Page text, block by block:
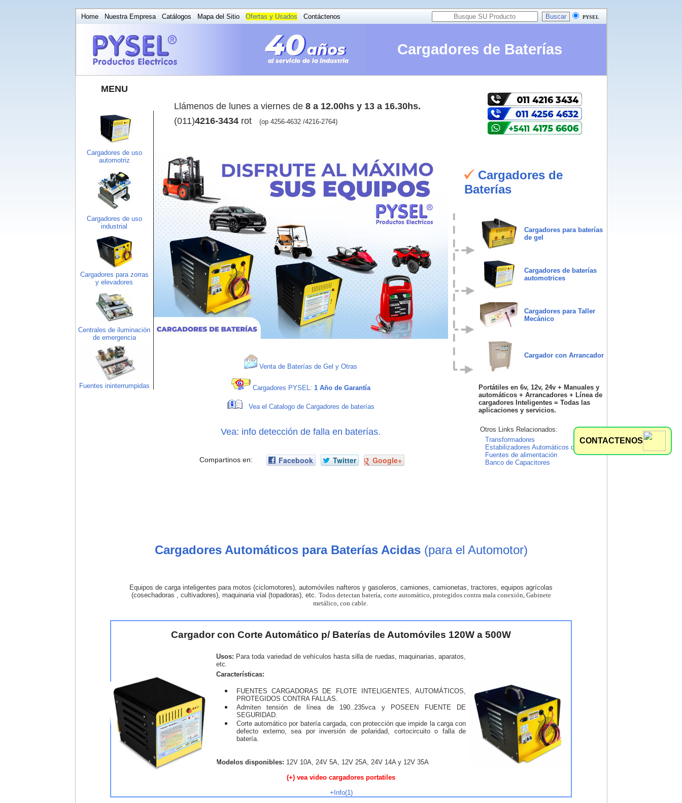
Home Nuestra Empresa Catálogos Mapa del Sitio Ofertas y Usados Contáctenos PYSEL
Cargadores de Baterías
MENU
Cargadores de uso
automotriz
Cargadores de uso
industrial
Cargadores para zorras
y elevadores
Centrales de iluminación
de emergencia
Fuentes ininterrumpidas
Llámenos de lunes a viernes de 8 a 12.00hs y 13 a 16.30hs.
(011)4216-3434 rot (op 4256-4632 /4216-2764)
Venta de Baterías de Gel y Otras
Cargadores PYSEL: 1 Año de Garantía
Vea el Catalogo de Cargadores de baterías
Vea: info detección de falla en baterías.
Compartinos en: Facebook Twitter Google+
Cargadores de
Baterías
Cargadores para baterías
de gel
Cargadores de baterías
automotrices
Cargadores para Taller
Mecánico
Cargador con Arrancador
Portátiles en 6v, 12v, 24v + Manuales y
automáticos + Arrancadores + Línea de
cargadores Inteligentes = Todas las
aplicaciones y servicios.
Otros Links Relacionados:
Transformadores
Estabilizadores Automáticos de Tensión
Fuentes de alimentación
Banco de Capacitores
Cargadores Automáticos para Baterías Acidas (para el Automotor)
Equipos de carga inteligentes para motos (ciclomotores), automóviles nafteros y gasoleros, camiones, camionetas, tractores, equipos agrícolas
(cosechadoras , cultivadores), maquinaria vial (topadoras), etc. Todos detectan batería, corte automático, protegidos contra mala conexión, Gabinete
metálico, con cable.
Cargador con Corte Automático p/ Baterías de Automóviles 120W a 500W
Usos: Para toda variedad de vehículos hasta silla de ruedas, maquinarias, aparatos,
etc.
Características:
FUENTES CARGADORAS DE FLOTE INTELIGENTES, AUTOMÁTICOS,
PROTEGIDOS CONTRA FALLAS.
Admiten tensión de línea de 190..235vca y POSEEN FUENTE DE
SEGURIDAD.
Corte automático por batería cargada, con protección que impide la carga con
defecto externo, sea por inversión de polaridad, cortocircuito o falla de
batería.
Modelos disponibles: 12V 10A, 24V 5A, 12V 25A, 24V 14A y 12V 35A
(+) vea video cargadores portatiles
+Info(1)
CONTACTENOS